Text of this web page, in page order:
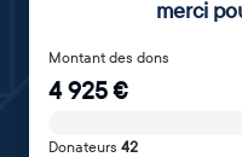
merci
Montant des dons
4 925€
Donateurs 42